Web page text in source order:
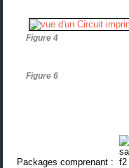
Figure 4
Figure 6
Packages comprenant :